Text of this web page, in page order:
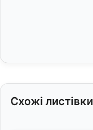
Схожі листівки